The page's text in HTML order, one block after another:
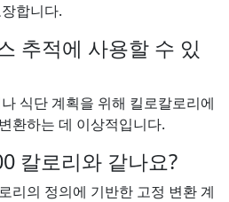
합니다.
추적에 사용할 수 있
식단 계획을 위해 킬로칼로리에
환하는 데 이상적입니다.
칼로리와 같나요?
리의 정의에 기반한 고정 변환 계